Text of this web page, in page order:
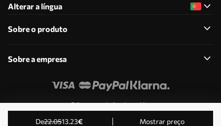
de22.0513.23€ Mostrar preço
Alterar a língua
Sobre o produto
Sobre a empresa
Edite as permissões de cookies
© 2011-2026 Uwalls . Todos os direitos reservados.